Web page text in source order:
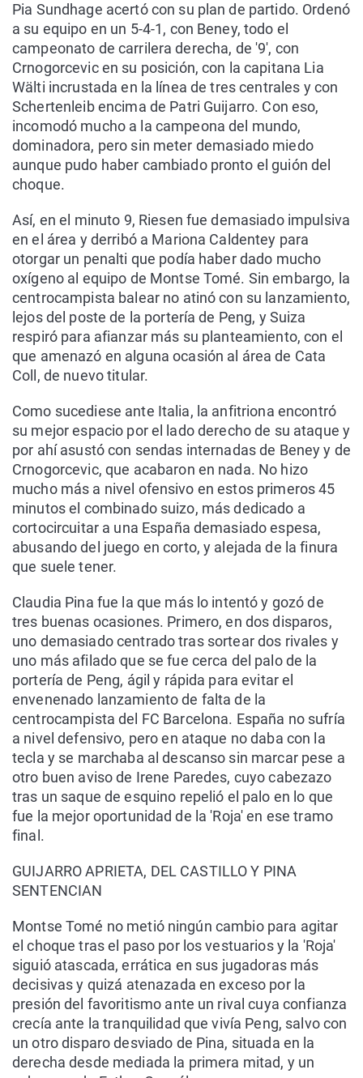
Pia Sundhage acertó con su plan de partido. Ordenó
a su equipo en un 5-4-1, con Beney, todo el
campeonato de carrilera derecha, de '9', con
Crnogorcevic en su posición, con la capitana Lia
Wälti incrustada en la línea de tres centrales y con
Schertenleib encima de Patri Guijarro. Con eso,
incomodó mucho a la campeona del mundo,
dominadora, pero sin meter demasiado miedo
aunque pudo haber cambiado pronto el guión del
choque.
Así, en el minuto 9, Riesen fue demasiado impulsiva
en el área y derribó a Mariona Caldentey para
otorgar un penalti que podía haber dado mucho
oxígeno al equipo de Montse Tomé. Sin embargo, la
centrocampista balear no atinó con su lanzamiento,
lejos del poste de la portería de Peng, y Suiza
respiró para afianzar más su planteamiento, con el
que amenazó en alguna ocasión al área de Cata
Coll, de nuevo titular.
Como sucediese ante Italia, la anfitriona encontró
su mejor espacio por el lado derecho de su ataque y
por ahí asustó con sendas internadas de Beney y de
Crnogorcevic, que acabaron en nada. No hizo
mucho más a nivel ofensivo en estos primeros 45
minutos el combinado suizo, más dedicado a
cortocircuitar a una España demasiado espesa,
abusando del juego en corto, y alejada de la finura
que suele tener.
Claudia Pina fue la que más lo intentó y gozó de
tres buenas ocasiones. Primero, en dos disparos,
uno demasiado centrado tras sortear dos rivales y
uno más afilado que se fue cerca del palo de la
portería de Peng, ágil y rápida para evitar el
envenenado lanzamiento de falta de la
centrocampista del FC Barcelona. España no sufría
a nivel defensivo, pero en ataque no daba con la
tecla y se marchaba al descanso sin marcar pese a
otro buen aviso de Irene Paredes, cuyo cabezazo
tras un saque de esquino repelió el palo en lo que
fue la mejor oportunidad de la 'Roja' en ese tramo
final.
GUIJARRO APRIETA, DEL CASTILLO Y PINA
SENTENCIAN
Montse Tomé no metió ningún cambio para agitar
el choque tras el paso por los vestuarios y la 'Roja'
siguió atascada, errática en sus jugadoras más
decisivas y quizá atenazada en exceso por la
presión del favoritismo ante un rival cuya confianza
crecía ante la tranquilidad que vivía Peng, salvo con
un otro disparo desviado de Pina, situada en la
derecha desde mediada la primera mitad, y un